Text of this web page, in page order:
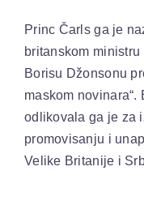
Princ Čarls ga je
britanskom
Borisu Džonsonu
maskom
odlikovala ga je za
promovisanju i
Velike Britanije i